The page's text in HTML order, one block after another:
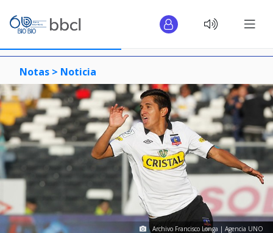
Notas > Noticia
Archivo Francisco Longa | Agencia UNO